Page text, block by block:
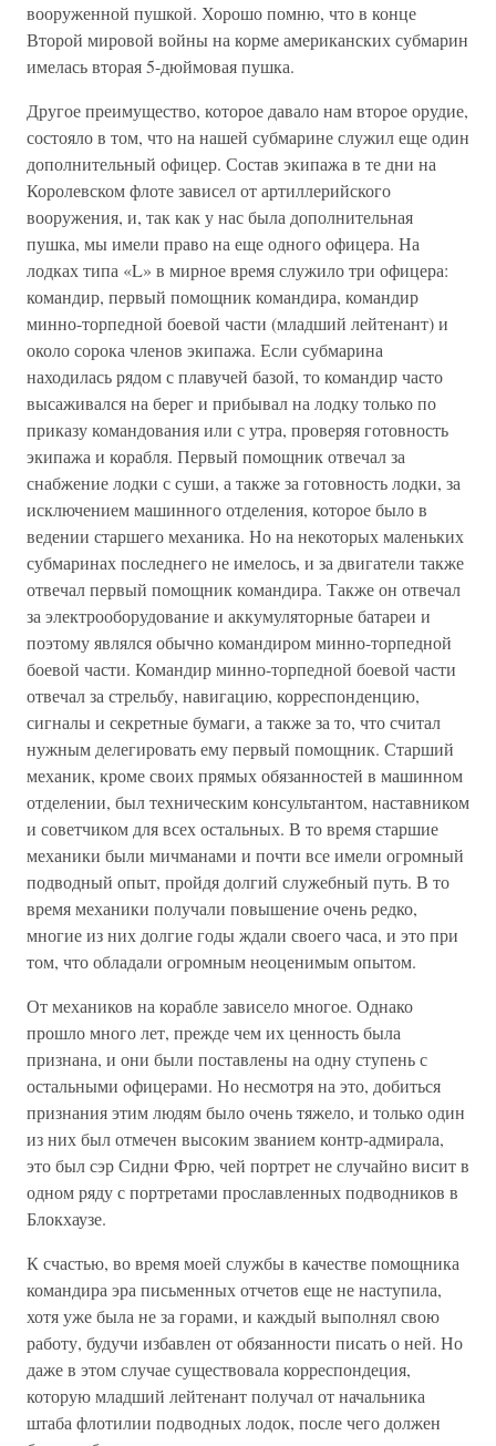
вооруженной пушкой. Хорошо помню, что в конце
Второй мировой войны на корме американских субмарин
имелась вторая 5-дюймовая пушка.
Другое преимущество, которое давало нам второе орудие,
состояло в том, что на нашей субмарине служил еще один
дополнительный офицер. Состав экипажа в те дни на
Королевском флоте зависел от артиллерийского
вооружения, и, так как у нас была дополнительная
пушка, мы имели право на еще одного офицера. На
лодках типа «L» в мирное время служило три офицера:
командир, первый помощник командира, командир
минно-торпедной боевой части (младший лейтенант) и
около сорока членов экипажа. Если субмарина
находилась рядом с плавучей базой, то командир часто
высаживался на берег и прибывал на лодку только по
приказу командования или с утра, проверяя готовность
экипажа и корабля. Первый помощник отвечал за
снабжение лодки с суши, а также за готовность лодки, за
исключением машинного отделения, которое было в
ведении старшего механика. Но на некоторых маленьких
субмаринах последнего не имелось, и за двигатели также
отвечал первый помощник командира. Также он отвечал
за электрооборудование и аккумуляторные батареи и
поэтому являлся обычно командиром минно-торпедной
боевой части. Командир минно-торпедной боевой части
отвечал за стрельбу, навигацию, корреспонденцию,
сигналы и секретные бумаги, а также за то, что считал
нужным делегировать ему первый помощник. Старший
механик, кроме своих прямых обязанностей в машинном
отделении, был техническим консультантом, наставником
и советчиком для всех остальных. В то время старшие
механики были мичманами и почти все имели огромный
подводный опыт, пройдя долгий служебный путь. В то
время механики получали повышение очень редко,
многие из них долгие годы ждали своего часа, и это при
том, что обладали огромным неоценимым опытом.
От механиков на корабле зависело многое. Однако
прошло много лет, прежде чем их ценность была
признана, и они были поставлены на одну ступень с
остальными офицерами. Но несмотря на это, добиться
признания этим людям было очень тяжело, и только один
из них был отмечен высоким званием контр-адмирала,
это был сэр Сидни Фрю, чей портрет не случайно висит в
одном ряду с портретами прославленных подводников в
Блокхаузе.
К счастью, во время моей службы в качестве помощника
командира эра письменных отчетов еще не наступила,
хотя уже была не за горами, и каждый выполнял свою
работу, будучи избавлен от обязанности писать о ней. Но
даже в этом случае существовала корреспондеция,
которую младший лейтенант получал от начальника
штаба флотилии подводных лодок, после чего должен